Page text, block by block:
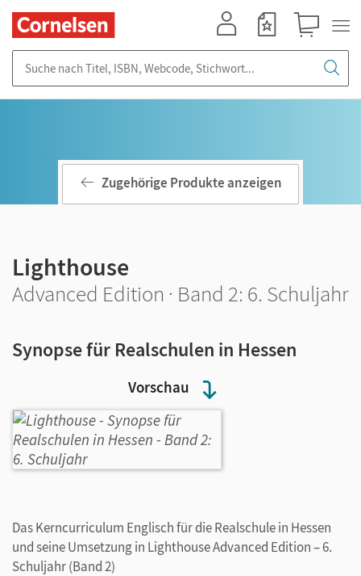
Vorschau
Zugehörige Produkte anzeigen
Lighthouse
Advanced Edition · Band 2: 6. Schuljahr
Synopse für Realschulen in Hessen
Das Kerncurriculum Englisch für die Realschule in Hessen
und seine Umsetzung in Lighthouse Advanced Edition – 6.
Schuljahr (Band 2)